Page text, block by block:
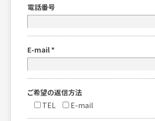
電話番号
E-mail *
ご希望の返信方法
TEL
E-mail